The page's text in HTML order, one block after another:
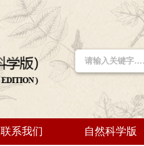
联系我们 自然科学版